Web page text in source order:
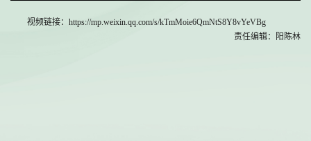
视频链接：https://mp.weixin.qq.com/s/kTmMoie6QmNtS8Y8vYeVBg
责任编辑：阳陈林